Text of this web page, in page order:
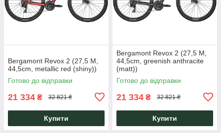
Bergamont Revox 2 (27,5 M,
44,5cm, metallic red (shiny))
Готово до відправки
21 334 ₴ 32 821 ₴
Купити
Bergamont Revox 2 (27,5 M,
44,5cm, greenish anthracite
(matt))
Готово до відправки
21 334 ₴ 32 821 ₴
Купити